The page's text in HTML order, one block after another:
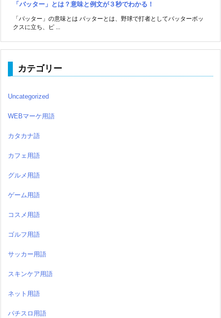
「バッター」とは？意味と例文が３秒でわかる！
「バッター」の意味とは バッターとは、野球で打者としてバッターボッ
クスに立ち、ピ ...
カテゴリー
Uncategorized
WEBマーケ用語
カタカナ語
カフェ用語
グルメ用語
ゲーム用語
コスメ用語
ゴルフ用語
サッカー用語
スキンケア用語
ネット用語
パチスロ用語